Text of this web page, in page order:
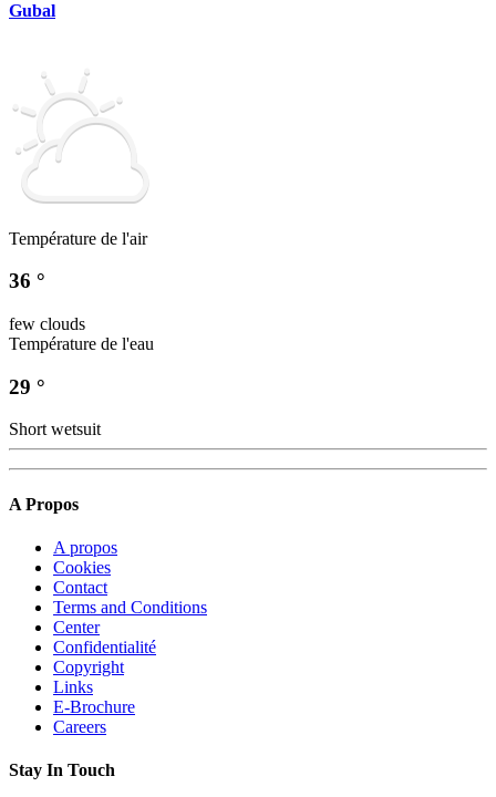
Gubal
Température de l'air
36 °
few clouds
Température de l'eau
29 °
Short wetsuit
A Propos
A propos
Cookies
Contact
Terms and Conditions
Center
Confidentialité
Copyright
Links
E-Brochure
Careers
Stay In Touch